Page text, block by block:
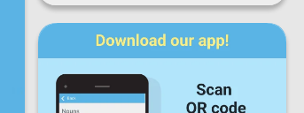
Vordering
Maan Woens Don